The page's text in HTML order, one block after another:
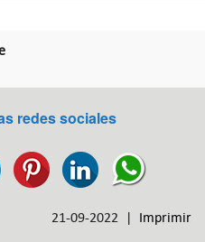
redes sociales
21-09-2022 | Imprimir